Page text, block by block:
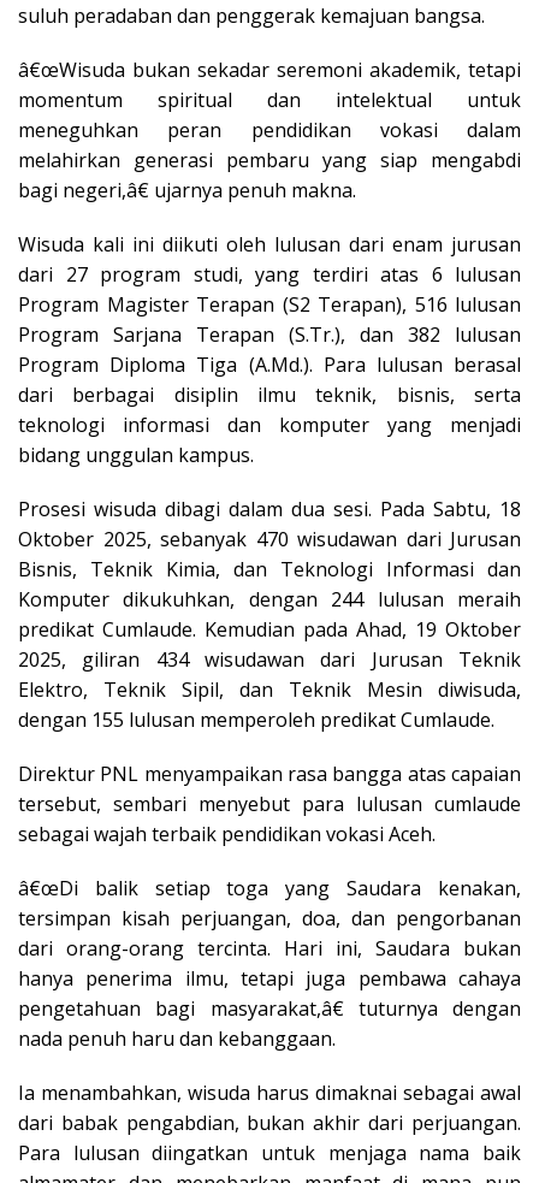
suluh peradaban dan penggerak kemajuan bangsa.
â€œWisuda bukan sekadar seremoni akademik, tetapi
momentum spiritual dan intelektual untuk
meneguhkan peran pendidikan vokasi dalam
melahirkan generasi pembaru yang siap mengabdi
bagi negeri,â€ ujarnya penuh makna.
Wisuda kali ini diikuti oleh lulusan dari enam jurusan
dari 27 program studi, yang terdiri atas 6 lulusan
Program Magister Terapan (S2 Terapan), 516 lulusan
Program Sarjana Terapan (S.Tr.), dan 382 lulusan
Program Diploma Tiga (A.Md.). Para lulusan berasal
dari berbagai disiplin ilmu teknik, bisnis, serta
teknologi informasi dan komputer yang menjadi
bidang unggulan kampus.
Prosesi wisuda dibagi dalam dua sesi. Pada Sabtu, 18
Oktober 2025, sebanyak 470 wisudawan dari Jurusan
Bisnis, Teknik Kimia, dan Teknologi Informasi dan
Komputer dikukuhkan, dengan 244 lulusan meraih
predikat Cumlaude. Kemudian pada Ahad, 19 Oktober
2025, giliran 434 wisudawan dari Jurusan Teknik
Elektro, Teknik Sipil, dan Teknik Mesin diwisuda,
dengan 155 lulusan memperoleh predikat Cumlaude.
Direktur PNL menyampaikan rasa bangga atas capaian
tersebut, sembari menyebut para lulusan cumlaude
sebagai wajah terbaik pendidikan vokasi Aceh.
â€œDi balik setiap toga yang Saudara kenakan,
tersimpan kisah perjuangan, doa, dan pengorbanan
dari orang-orang tercinta. Hari ini, Saudara bukan
hanya penerima ilmu, tetapi juga pembawa cahaya
pengetahuan bagi masyarakat,â€ tuturnya dengan
nada penuh haru dan kebanggaan.
Ia menambahkan, wisuda harus dimaknai sebagai awal
dari babak pengabdian, bukan akhir dari perjuangan.
Para lulusan diingatkan untuk menjaga nama baik